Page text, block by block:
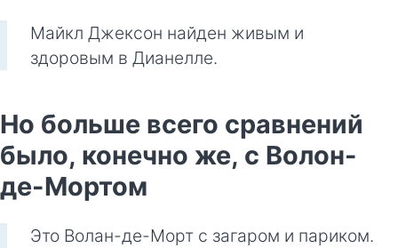
Майкл Джексон найден живым и
здоровым в Дианелле.
Но больше всего сравнений
было, конечно же, с Волон-
де-Мортом
Это Волан-де-Морт с загаром и париком.